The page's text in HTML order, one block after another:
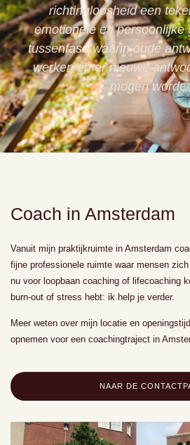
richtingloosheid een
emotionele en persoonlijke
tussenfase waarin oude
werken en er nieuwe
mogen
Coach in Amsterdam
Vanuit mijn praktijkruimte in Amsterdam
fijne professionele ruimte waar mensen
nu voor loopbaan coaching of lifecoaching
burn-out of stress hebt: ik help je verder.
Meer weten over mijn locatie en
opnemen voor een coachingtraject in
NAAR DE